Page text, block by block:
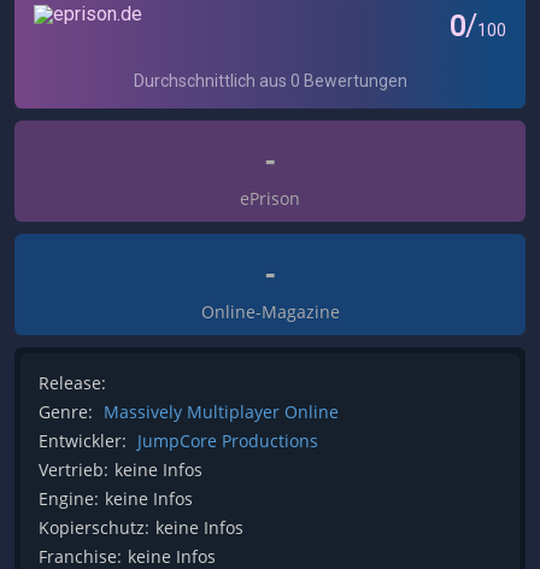
-
ePrison
-
Online-Magazine
Release:
Genre: Massively Multiplayer Online
Entwickler: JumpCore Productions
Vertrieb: keine Infos
Engine: keine Infos
Kopierschutz: keine Infos
Franchise: keine Infos